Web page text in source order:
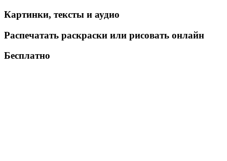
Картинки, тексты и аудио
Распечатать раскраски или рисовать онлайн
Бесплатно